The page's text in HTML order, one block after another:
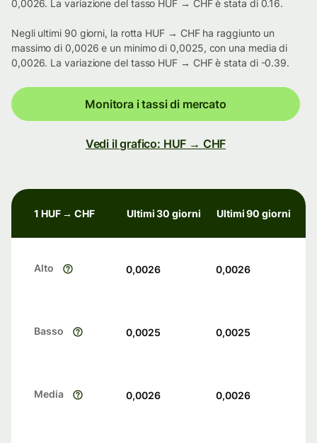
0,0026. La variazione del tasso HUF → CHF è stata di 0.16.
Negli ultimi 90 giorni, la rotta HUF → CHF ha raggiunto un
massimo di 0,0026 e un minimo di 0,0025, con una media di
0,0026. La variazione del tasso HUF → CHF è stata di -0.39.
Monitora i tassi di mercato
Vedi il grafico: HUF → CHF
1 HUF → CHF Ultimi 30 giorni Ultimi 90 giorni
Alto 0,0026 0,0026
Basso 0,0025 0,0025
Media 0,0026 0,0026